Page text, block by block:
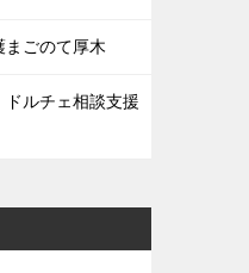
まごのて厚木
ドルチェ相談支援